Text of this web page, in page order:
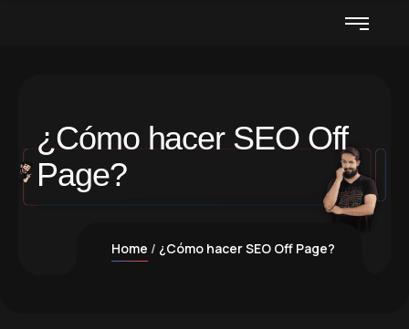
¿Cómo hacer SEO Off
Page?
Home ¿Cómo hacer SEO Off Page?